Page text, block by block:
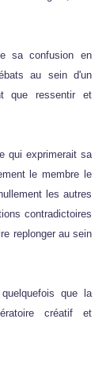
sa confusion en
au sein d'un
que ressentir et
qui exprimerait sa
le membre le
les autres
contradictoires
replonger au sein
que la
créatif et